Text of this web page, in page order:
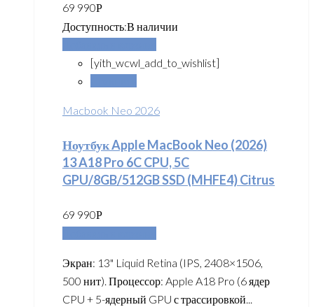
69 990Р
Доступность:В наличии
[yith_wcwl_add_to_wishlist]
Macbook Neo 2026
Ноутбук Apple MacBook Neo (2026)
13 A18 Pro 6C CPU, 5C
GPU/8GB/512GB SSD (MHFE4) Citrus
69 990Р
Экран: 13" Liquid Retina (IPS, 2408×1506,
500 нит). Процессор: Apple A18 Pro (6 ядер
CPU + 5-ядерный GPU с трассировкой...